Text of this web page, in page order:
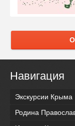
Навигация
Экскурсии Крыма
Родина